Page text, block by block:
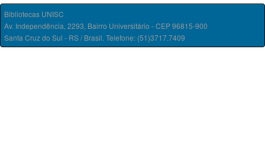
Bibliotecas UNISC
Av. Independência, 2293, Bairro Universitário - CEP 96815-900
Santa Cruz do Sul - RS / Brasil. Telefone: (51)3717.7409